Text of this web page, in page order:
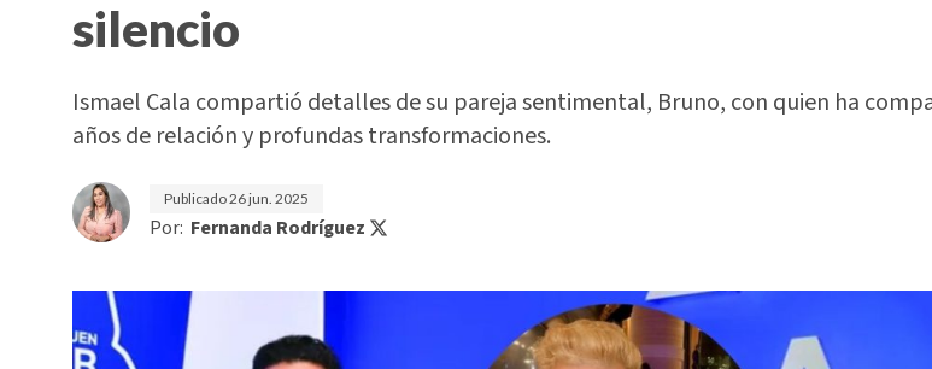
silencio
Ismael Cala compartió detalles de su pareja sentimental, Bruno, con quien ha
años de relación y profundas transformaciones.
Publicado26 jun. 2025
Por: Fernanda Rodríguez